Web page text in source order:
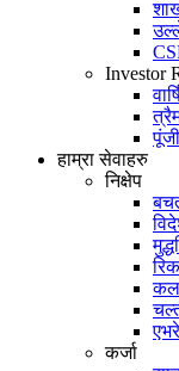
Investor
हाम्रा सेवाहरु
निक्षेप
कल
कर्जा